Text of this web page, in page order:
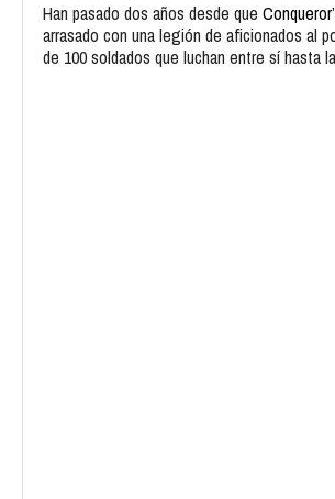
Han pasado dos años desde que
arrasado con una legión de aficionados al
de 100 soldados que luchan entre sí hasta